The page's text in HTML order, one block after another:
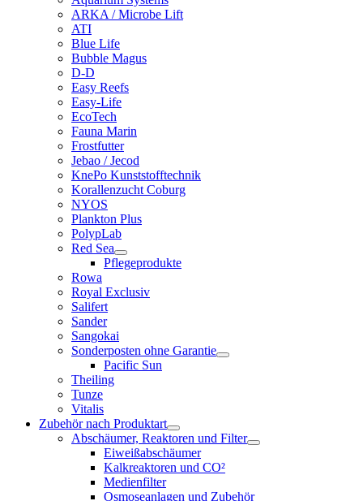
ARKA / Microbe Lift
ATI
Blue Life
Bubble Magus
D-D
Easy Reefs
Easy-Life
EcoTech
Fauna Marin
Frostfutter
Jebao / Jecod
KnePo Kunststofftechnik
Korallenzucht Coburg
NYOS
Plankton Plus
PolypLab
Red Sea
Pflegeprodukte
Rowa
Royal Exclusiv
Salifert
Sander
Sangokai
Sonderposten ohne Garantie
Pacific Sun
Theiling
Tunze
Vitalis
Zubehör nach Produktart
Abschäumer, Reaktoren und Filter
Eiweißabschäumer
Kalkreaktoren und CO²
Medienfilter
Osmoseanlagen und Zubehör